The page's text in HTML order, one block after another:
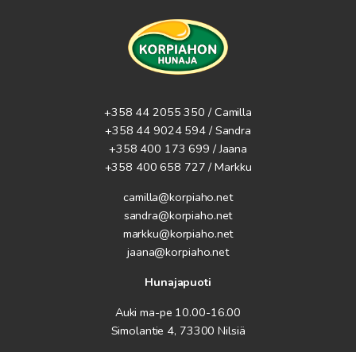
+358 44 2055 350 / Camilla
+358 44 9024 594 / Sandra
+358 400 173 699 / Jaana
+358 400 658 727 / Markku
camilla@korpiaho.net
sandra@korpiaho.net
markku@korpiaho.net
jaana@korpiaho.net
Hunajapuoti
Auki ma-pe 10.00-16.00
Simolantie 4, 73300 Nilsiä